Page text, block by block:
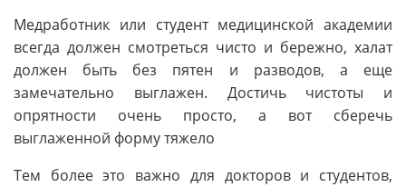
Медработник или студент медицинской академии
всегда должен смотреться чисто и бережно, халат
должен быть без пятен и разводов, а еще
замечательно выглажен. Достичь чистоты и
опрятности очень просто, а вот сберечь
выглаженной форму тяжело
Тем более это важно для докторов и студентов,